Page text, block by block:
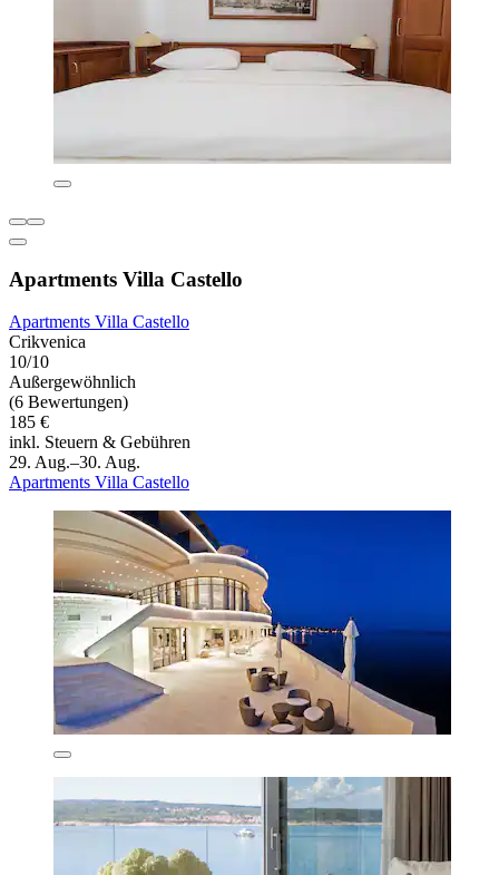
Apartments Villa Castello
Apartments Villa Castello
Crikvenica
10/10
Außergewöhnlich
(6 Bewertungen)
185 €
inkl. Steuern & Gebühren
29. Aug.–30. Aug.
Apartments Villa Castello